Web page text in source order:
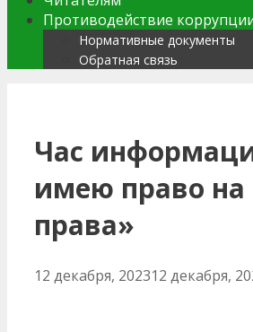
Противодействие
Нормативные документы
Обратная связь
Час
имею право на
права»
12 декабря, 202312 декабря,